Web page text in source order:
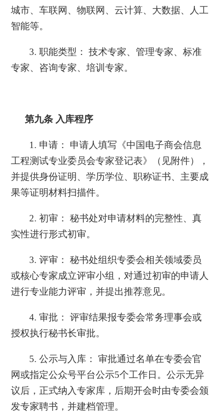
城市、车联网、物联网、云计算、大数据、人工
智能等。
3. 职能类型： 技术专家、管理专家、标准
专家、咨询专家、培训专家。
第九条 入库程序
1. 申请： 申请人填写《中国电子商会信息
工程测试专业委员会专家登记表》（见附件），
并提供身份证明、学历学位、职称证书、主要成
果等证明材料扫描件。
2. 初审： 秘书处对申请材料的完整性、真
实性进行形式初审。
3. 评审： 秘书处组织专委会相关领域委员
或核心专家成立评审小组，对通过初审的申请人
进行专业能力评审，并提出推荐意见。
4. 审批： 评审结果报专委会常务理事会或
授权执行秘书长审批。
5. 公示与入库： 审批通过名单在专委会官
网或指定公众号平台公示5个工作日。公示无异
议后，正式纳入专家库，后期开会时由专委会颁
发专家聘书，并建档管理。